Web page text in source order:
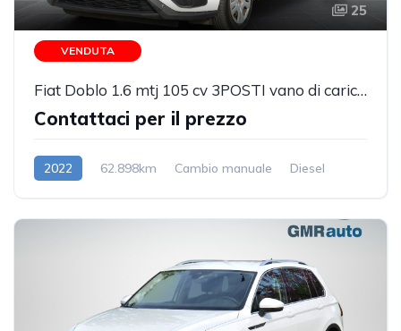
25
VENDUTA
Fiat Doblo 1.6 mtj 105 cv 3POSTI vano di carico rivestito 62.898km
Contattaci per il prezzo
2022 62.898km Cambio manuale Diesel